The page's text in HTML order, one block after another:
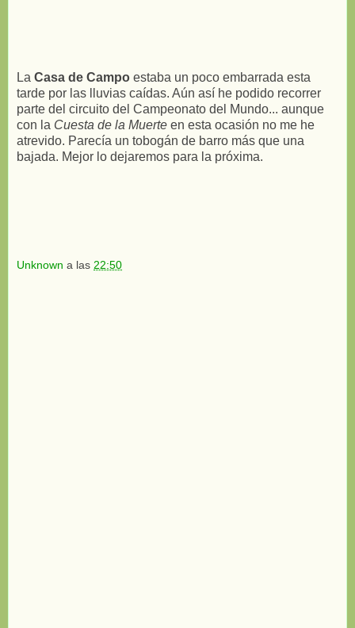
La Casa de Campo estaba un poco embarrada esta
tarde por las lluvias caídas. Aún así he podido recorrer
parte del circuito del Campeonato del Mundo... aunque
con la Cuesta de la Muerte en esta ocasión no me he
atrevido. Parecía un tobogán de barro más que una
bajada. Mejor lo dejaremos para la próxima.
Unknown a las 22:50